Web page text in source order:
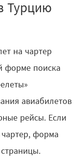
Турцию
на чартер
форме поиска
авиабилетов
рейсы. Если
форма